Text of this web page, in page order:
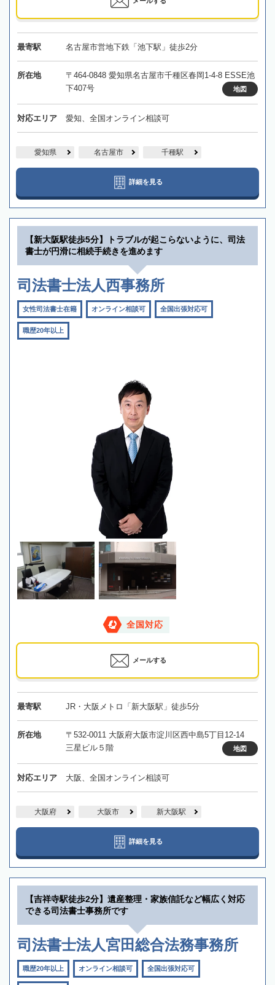
最寄駅 名古屋市営地下鉄「池下駅」徒歩2分
所在地
〒464-0848 愛知県名古屋市千種区春岡1-4-8 ESSE池
下407号
地図
対応エリア 愛知、全国オンライン相談可
愛知県 名古屋市 千種駅
詳細を見る
【新大阪駅徒歩5分】トラブルが起こらないように、司法
書士が円滑に相続手続きを進めます
司法書士法人西事務所
女性司法書士在籍 オンライン相談可 全国出張対応可
職歴20年以上
全国対応
メールする
最寄駅 JR・大阪メトロ「新大阪駅」徒歩5分
所在地
〒532-0011 大阪府大阪市淀川区西中島5丁目12-14
三星ビル５階
地図
対応エリア 大阪、全国オンライン相談可
大阪府 大阪市 新大阪駅
詳細を見る
【吉祥寺駅徒歩2分】遺産整理・家族信託など幅広く対応
できる司法書士事務所です
司法書士法人宮田総合法務事務所
職歴20年以上 オンライン相談可 全国出張対応可